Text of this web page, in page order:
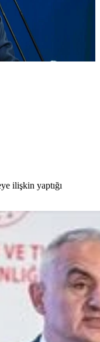
ilişkin yaptığı